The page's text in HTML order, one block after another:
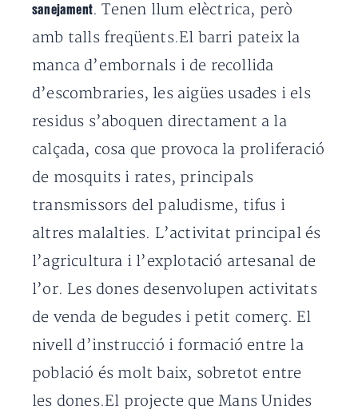
sanejament. Tenen llum elèctrica, però
amb talls freqüents.El barri pateix la
manca d’embornals i de recollida
d’escombraries, les aigües usades i els
residus s’aboquen directament a la
calçada, cosa que provoca la proliferació
de mosquits i rates, principals
transmissors del paludisme, tifus i
altres malalties. L’activitat principal és
l’agricultura i l’explotació artesanal de
l’or. Les dones desenvolupen activitats
de venda de begudes i petit comerç. El
nivell d’instrucció i formació entre la
població és molt baix, sobretot entre
les dones.El projecte que Mans Unides